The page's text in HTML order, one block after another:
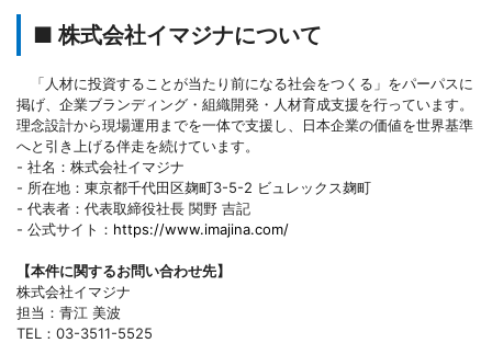
■ 株式会社イマジナについて
「人材に投資することが当たり前になる社会をつくる」をパーパスに
掲げ、企業ブランディング・組織開発・人材育成支援を行っています。
理念設計から現場運用までを一体で支援し、日本企業の価値を世界基準
へと引き上げる伴走を続けています。
- 社名：株式会社イマジナ
- 所在地：東京都千代田区麹町3-5-2 ビュレックス麹町
- 代表者：代表取締役社長 関野 吉記
- 公式サイト： https://www.imajina.com/
【本件に関するお問い合わせ先】
株式会社イマジナ
担当：青江 美波
TEL：03-3511-5525